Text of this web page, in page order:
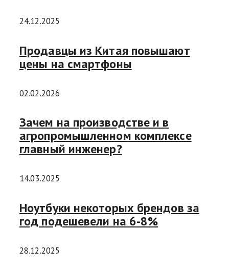
24.12.2025
Продавцы из Китая повышают
цены на смартфоны
02.02.2026
Зачем на производстве и в
агропромышленном комплексе
главный инженер?
14.03.2025
Ноутбуки некоторых брендов за
год подешевели на 6-8%
28.12.2025